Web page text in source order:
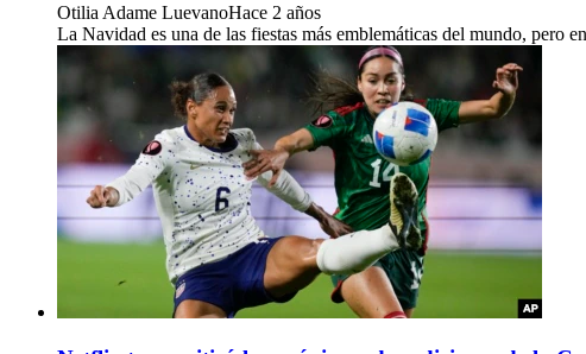
Otilia Adame LuevanoHace 2 años
La Navidad es una de las fiestas más emblemáticas del mundo, pero